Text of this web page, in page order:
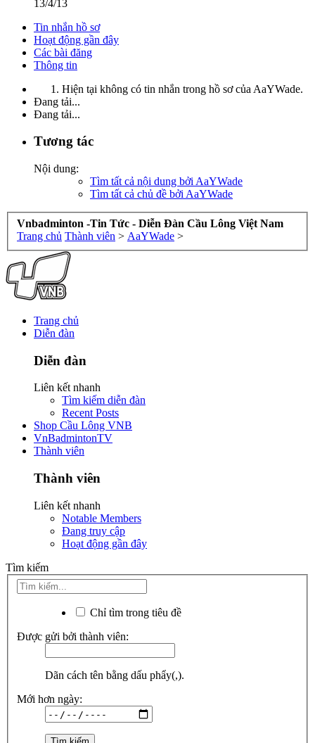
13/4/13
Tin nhắn hồ sơ
Hoạt động gần đây
Các bài đăng
Thông tin
Hiện tại không có tin nhắn trong hồ sơ của AaYWade.
Đang tải...
Đang tải...
Tương tác
Nội dung:
Tìm tất cả nội dung bởi AaYWade
Tìm tất cả chủ đề bởi AaYWade
Vnbadminton -Tin Tức - Diễn Đàn Cầu Lông Việt Nam
Trang chủ Thành viên > AaYWade >
Trang chủ
Diễn đàn
Diễn đàn
Liên kết nhanh
Tìm kiếm diễn đàn
Recent Posts
Shop Cầu Lông VNB
VnBadmintonTV
Thành viên
Thành viên
Liên kết nhanh
Notable Members
Đang truy cập
Hoạt động gần đây
Tìm kiếm
Chỉ tìm trong tiêu đề
Được gửi bởi thành viên:
Dãn cách tên bằng dấu phẩy(,).
Mới hơn ngày: